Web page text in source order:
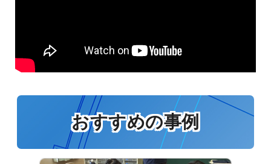
おすすめの事例